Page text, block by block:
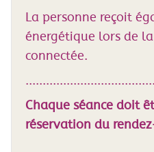
La personne reçoit
énergétique lors de
connectée.
Chaque séance doit
réservation du